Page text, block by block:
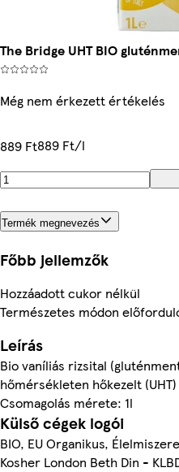
The Bridge UHT BIO
Még nem érkezett értékelés
889 Ft889 Ft/l
Termék megnevezés
Főbb jellemzők
Hozzáadott cukor nélkül
Természetes módon
Leírás
Bio vaníliás rizsital
hőmérsékleten hőkezelt (UHT)
Csomagolás mérete: 1l
Külső cégek logói
BIO, EU Organikus,
Kosher London Beth Din -